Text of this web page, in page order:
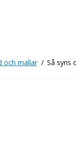
och mallar Så syns